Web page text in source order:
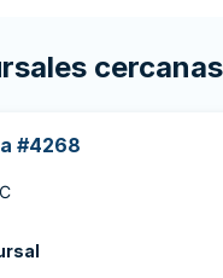
cercanas
#4268